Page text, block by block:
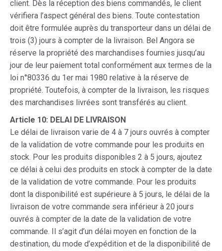
client. Dès la réception des biens commandés, le client
vérifiera l’aspect général des biens. Toute contestation
doit être formulée auprès du transporteur dans un délai de
trois (3) jours à compter de la livraison. Bel Angora se
réserve la propriété des marchandises fournies jusqu’au
jour de leur paiement total conformément aux termes de la
loi n°80336 du 1er mai 1980 relative à la réserve de
propriété. Toutefois, à compter de la livraison, les risques
des marchandises livrées sont transférés au client.
Article 10: DELAI DE LIVRAISON
Le délai de livraison varie de 4 à 7 jours ouvrés à compter
de la validation de votre commande pour les produits en
stock. Pour les produits disponibles 2 à 5 jours, ajoutez
ce délai à celui des produits en stock à compter de la date
de la validation de votre commande. Pour les produits
dont la disponibilité est supérieure à 5 jours, le délai de la
livraison de votre commande sera inférieur à 20 jours
ouvrés à compter de la date de la validation de votre
commande. Il s’agit d’un délai moyen en fonction de la
destination, du mode d’expédition et de la disponibilité de